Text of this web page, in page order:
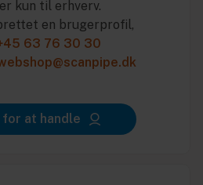
kun til erhverv.
en brugerprofil,
63 76 30 30
for at handle